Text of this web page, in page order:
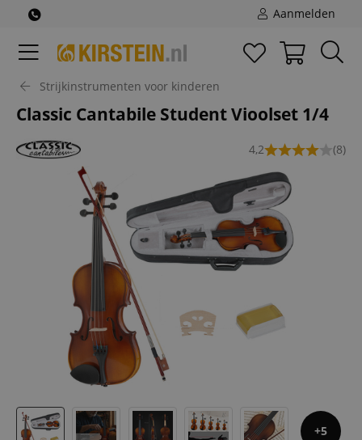
Aanmelden
Strijkinstrumenten voor kinderen
Classic Cantabile Student Vioolset 1/4
4,2 (8)
5